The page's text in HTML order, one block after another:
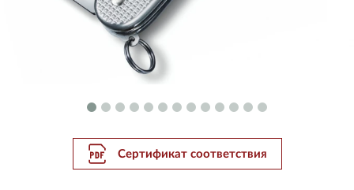
Сертификат соответствия